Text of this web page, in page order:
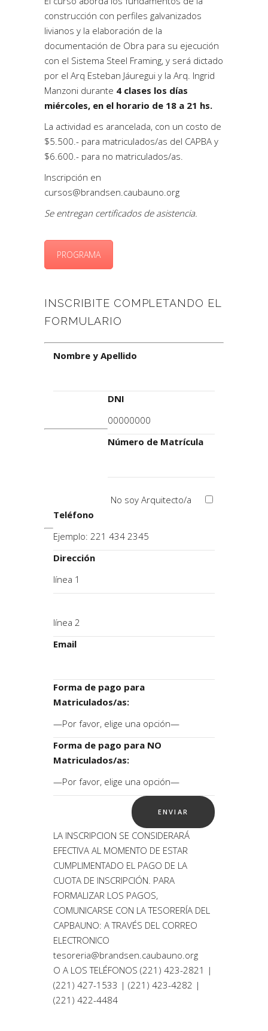
construcción con perfiles galvanizados
livianos y la elaboración de la
documentación de Obra para su ejecución
con el Sistema Steel Framing, y será dictado
por el Arq Esteban Jáuregui y la Arq. Ingrid
Manzoni durante 4 clases los días
miércoles, en el horario de 18 a 21 hs.
La actividad es arancelada, con un costo de
$5.500.- para matriculados/as del CAPBA y
$6.600.- para no matriculados/as.
Inscripción en
cursos@brandsen.caubauno.org
Se entregan certificados de asistencia.
PROGRAMA
INSCRIBITE COMPLETANDO EL
FORMULARIO
Nombre y Apellido
DNI
Número de Matrícula
No soy Arquitecto/a
Teléfono
Dirección
Email
Forma de pago para
Matriculados/as:
Forma de pago para NO
Matriculados/as:
LA INSCRIPCION SE CONSIDERARÁ
EFECTIVA AL MOMENTO DE ESTAR
CUMPLIMENTADO EL PAGO DE LA
CUOTA DE INSCRIPCIÓN. PARA
FORMALIZAR LOS PAGOS,
COMUNICARSE CON LA TESORERÍA DEL
CAPBAUNO: A TRAVÉS DEL CORREO
ELECTRONICO
tesoreria@brandsen.caubauno.org
O A LOS TELÉFONOS (221) 423-2821 |
(221) 427-1533 | (221) 423-4282 |
(221) 422-4484